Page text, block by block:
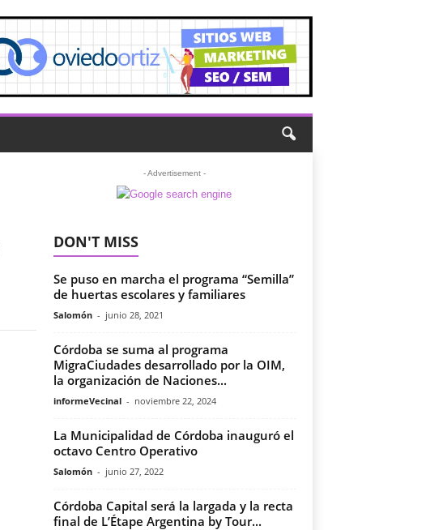
- Advertisement -
DON'T MISS
Se puso en marcha el programa “Semilla”
de huertas escolares y familiares
Salomón - junio 28, 2021
Córdoba se suma al programa
MigraCiudades desarrollado por la OIM,
la organización de Naciones...
informeVecinal - noviembre 22, 2024
La Municipalidad de Córdoba inauguró el
octavo Centro Operativo
Salomón - junio 27, 2022
Córdoba Capital será la largada y la recta
final de L’Étape Argentina by Tour...